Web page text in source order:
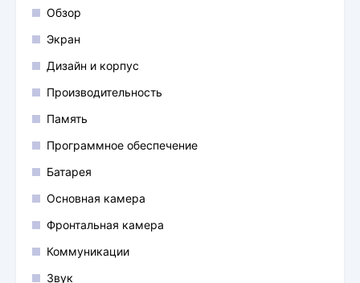
Обзор
Экран
Дизайн и корпус
Производительность
Память
Программное обеспечение
Батарея
Основная камера
Фронтальная камера
Коммуникации
Звук